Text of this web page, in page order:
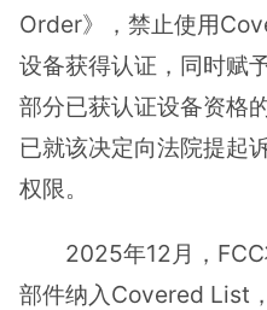
Order》，禁止使用
设备获得认证，同时赋
部分已获认证设备资格
已就该决定向法院提起
权限。
2025年12月，
部件纳入Covered List